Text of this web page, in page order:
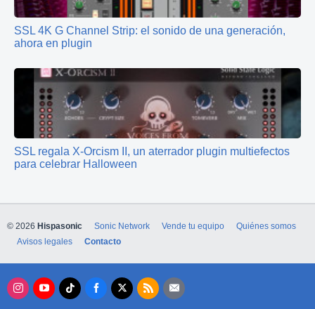
SSL 4K G Channel Strip: el sonido de una generación,
ahora en plugin
SSL regala X-Orcism II, un aterrador plugin multiefectos
para celebrar Halloween
© 2026 Hispasonic Sonic Network Vende tu equipo
Quiénes somos
Avisos legales
Contacto